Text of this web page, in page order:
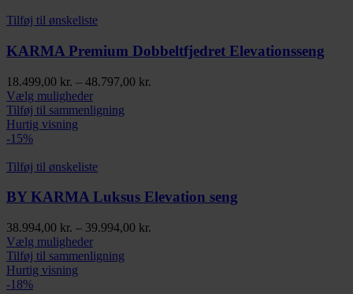
Mulighederne
vælges
på
varesiden
Tilføj til ønskeliste
KARMA Premium Dobbeltfjedret Elevationsseng
18.499,00 kr. – 48.797,00 kr.
Vælg mulighederDette
vare
Mulighederne
vælges
varesiden
Tilføj til sammenligning
Hurtig visning
-15%
Tilføj til ønskeliste
BY KARMA Luksus Elevation seng
38.994,00 kr. – 39.994,00 kr.
Vælg mulighederDette
vare
Tilføj til sammenligning
Hurtig visning
-18%